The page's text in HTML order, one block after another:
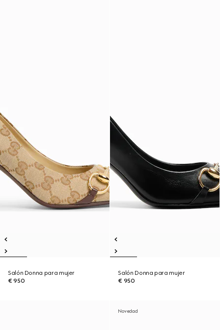
Salón Donna para mujer
€ 950
Salón Donna para mujer
€ 950
Novedad